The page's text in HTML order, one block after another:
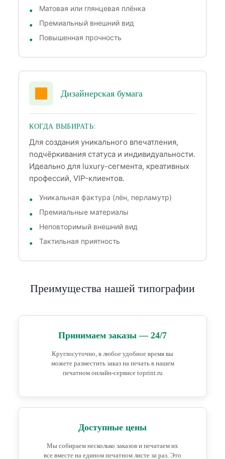
Матовая или глянцевая плёнка
Премиальный внешний вид
Повышенная прочность
Дизайнерская бумага
КОГДА ВЫБИРАТЬ:
Для создания уникального впечатления,
подчёркивания статуса и индивидуальности.
Идеально для luxury-сегмента, креативных
профессий, VIP-клиентов.
Уникальная фактура (лён, перламутр)
Премиальные материалы
Неповторимый внешний вид
Тактильная приятность
Преимущества нашей типографии
Принимаем заказы — 24/7
Круглосуточно, в любое удобное время вы
можете разместить заказ на печать в нашем
печатном онлайн-сервисе toprint.ru
Доступные цены
Мы собираем несколько заказов и печатаем их
все вместе на едином печатном листе за раз. Это